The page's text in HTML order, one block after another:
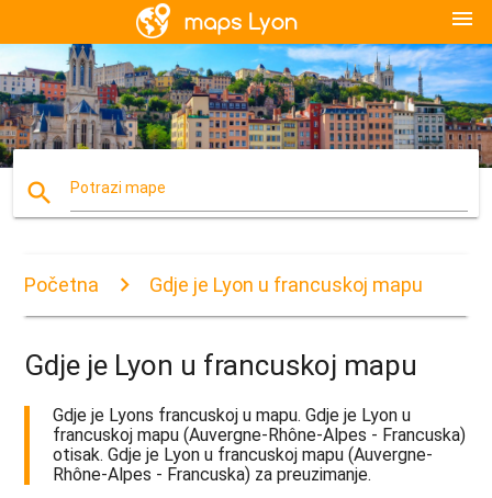
menu
search Potrazi mape
Početna Gdje je Lyon u francuskoj mapu
Gdje je Lyon u francuskoj mapu
Gdje je Lyons francuskoj u mapu. Gdje je Lyon u
francuskoj mapu (Auvergne-Rhône-Alpes - Francuska)
otisak. Gdje je Lyon u francuskoj mapu (Auvergne-
Rhône-Alpes - Francuska) za preuzimanje.